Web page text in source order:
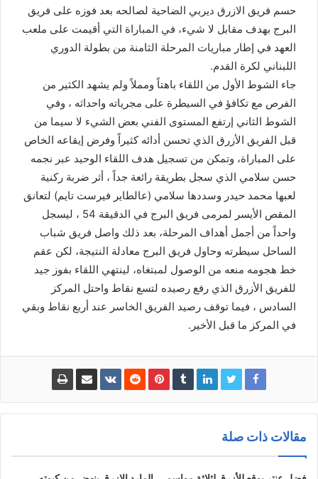
حسم فريق الازرق ديربي الضاحية لصالحه بعد فوزه على فريق
البرج بهدف مقابل لا شيء، في المباراة التي أقيمت على ملعب
العهد في إطار مباريات المرحلة الثامنة من بطولة الدوري
اللبناني لكرة القدم.
جاء الشوط الأول من اللقاء باهتاً ومملاً ولم يشهد الكثير من
الفرص مع تكافؤ في السيطرة على مجرياته واحداثه ، وفي
الشوط الثاني إرتفع المستوى الفني بعض الشيء لا سيما من
قبل الفريق الأزرق الذي تحسن أدائه كثيراً وفرض إيقاعه الخاص
على المباراة، وتمكن من تسجيل هدف اللقاء الوحيد عبر نجمه
حسن سلامي الذي سجل بطريقة رائعة جداً ، أثر ضربة ركنية
لعبها محمد حيدر وسددها سلامي (عالطاير فيرست تايم) لتعانق
المقص الأيسر لمرمى فريق البرج في الدقيقة 54 ، ليسجل
واحداً من أجمل أهداف المرحلة، بعد ذلك واصل فريق شباب
الساحل سيطرته وحاول فريق البرج معادلة النتيجة، لكن عقم
خط هجومه منعه من الوصول لمبتغاه، لينتهي اللقاء بفوز جيد
للفريق الأزرق الذي رفع رصيده لتسع نقاط واحتل المركز
السادس ، فيما توقف رصيد الفريق الخاسر عند أربع نقاط وبقي
في المركز ما قبل الأخير.
مقالات ذات صلة